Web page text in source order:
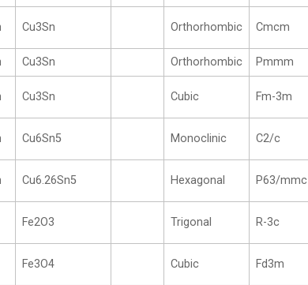
Cu3Sn Orthorhombic Cmcm
Cu3Sn Orthorhombic Pmmm
Cu3Sn Cubic Fm-3m
Cu6Sn5 Monoclinic C2/c
Cu6.26Sn5 Hexagonal P63/mmc
Fe2O3 Trigonal R-3c
Fe3O4 Cubic Fd3m